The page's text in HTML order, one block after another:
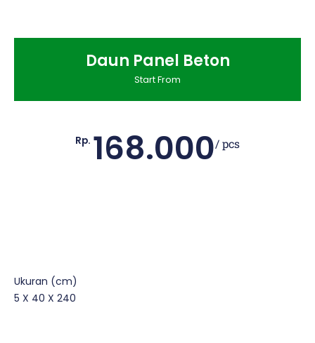
Daun Panel Beton
Start From
Rp. 168.000/ pcs
Ukuran (cm)
5 X 40 X 240